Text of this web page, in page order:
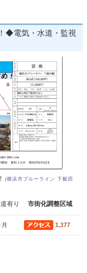
◆電気・水道・監視
(横浜市ブルーライン 下飯田
道有り市街化調整区域
1,377